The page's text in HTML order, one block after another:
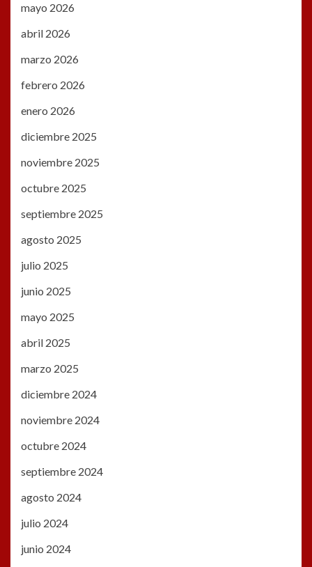
mayo 2026
abril 2026
marzo 2026
febrero 2026
enero 2026
diciembre 2025
noviembre 2025
octubre 2025
septiembre 2025
agosto 2025
julio 2025
junio 2025
mayo 2025
abril 2025
marzo 2025
diciembre 2024
noviembre 2024
octubre 2024
septiembre 2024
agosto 2024
julio 2024
junio 2024